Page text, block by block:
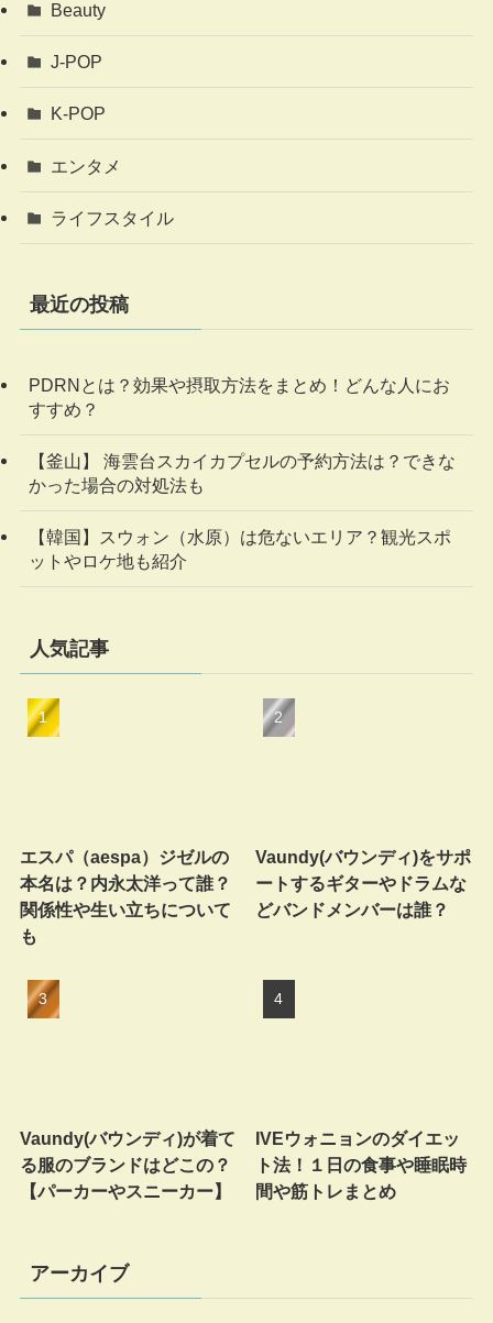
Beauty
J-POP
K-POP
エンタメ
ライフスタイル
最近の投稿
PDRNとは？効果や摂取方法をまとめ！どんな人にお
すすめ？
【釜山】 海雲台スカイカプセルの予約方法は？できな
かった場合の対処法も
【韓国】スウォン（水原）は危ないエリア？観光スポ
ットやロケ地も紹介
人気記事
エスパ（aespa）ジゼルの
本名は？内永太洋って誰？
関係性や生い立ちについて
も
Vaundy(バウンディ)をサポ
ートするギターやドラムな
どバンドメンバーは誰？
Vaundy(バウンディ)が着て
る服のブランドはどこの？
【パーカーやスニーカー】
IVEウォニョンのダイエッ
ト法！１日の食事や睡眠時
間や筋トレまとめ
アーカイブ